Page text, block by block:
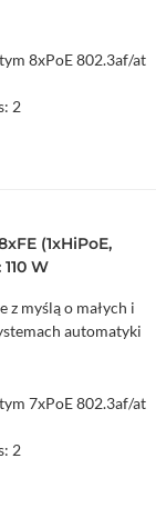
8xPoE 802.3af/at
2
(1xHiPoE,
W
z myślą o małych i
automatyki
7xPoE 802.3af/at
2